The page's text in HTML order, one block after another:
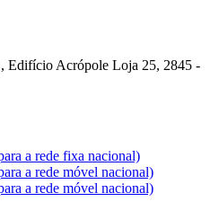
Edifício Acrópole Loja 25, 2845 -
a rede fixa nacional)
a rede móvel nacional)
a rede móvel nacional)